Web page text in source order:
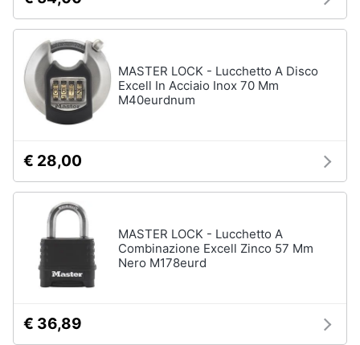
MASTER LOCK - Lucchetto A Disco
Excell In Acciaio Inox 70 Mm
M40eurdnum
€ 28,00
MASTER LOCK - Lucchetto A
Combinazione Excell Zinco 57 Mm
Nero M178eurd
€ 36,89